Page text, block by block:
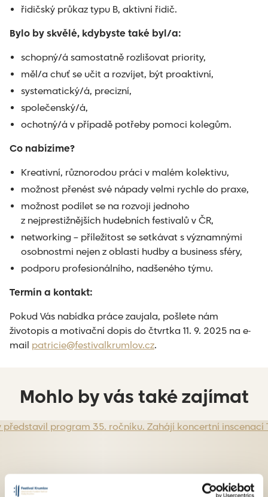
řidičský průkaz typu B, aktivní řidič.
Bylo by skvělé, kdybyste také byl/a:
schopný/á samostatně rozlišovat priority,
měl/a chuť se učit a rozvíjet, být proaktivní,
systematický/á, precizní,
společenský/á,
ochotný/á v případě potřeby pomoci kolegům.
Co nabízíme?
Kreativní, různorodou práci v malém kolektivu,
možnost přenést své nápady velmi rychle do praxe,
možnost podílet se na rozvoji jednoho
z nejprestižnějších hudebních festivalů v ČR,
networking – příležitost se setkávat s významnými
osobnostmi nejen z oblasti hudby a business sféry,
podporu profesionálního, nadšeného týmu.
Termín a kontakt:
Pokud Vás nabídka práce zaujala, pošlete nám
životopis a motivační dopis do čtvrtka 11. 9. 2025 na e-
mail patricie@festivalkrumlov.cz.
Mohlo by vás také zajímat